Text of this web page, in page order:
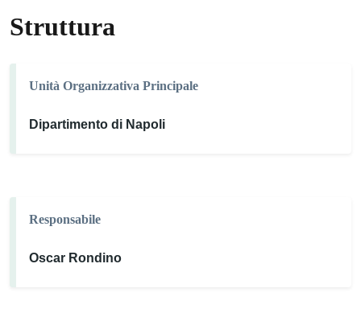
Struttura
Unità Organizzativa Principale
Dipartimento di Napoli
Responsabile
Oscar Rondino